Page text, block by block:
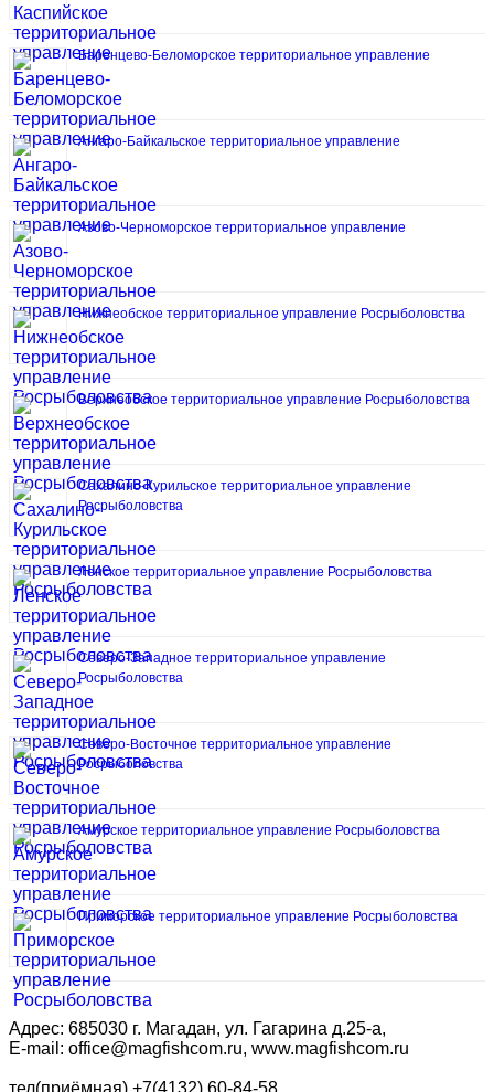
Баренцево-Беломорское территориальное управление
Ангаро-Байкальское территориальное управление
Азово-Черноморское территориальное управление
Нижнеобское территориальное управление Росрыболовства
Верхнеобское территориальное управление Росрыболовства
Сахалино-Курильское территориальное управление
Росрыболовства
Ленское территориальное управление Росрыболовства
Северо-Западное территориальное управление
Росрыболовства
Северо-Восточное территориальное управление
Росрыболовства
Амурское территориальное управление Росрыболовства
Приморское территориальное управление Росрыболовства
Адрес: 685030 г. Магадан, ул. Гагарина д.25-а,
E-mail: office@magfishcom.ru, www.magfishcom.ru